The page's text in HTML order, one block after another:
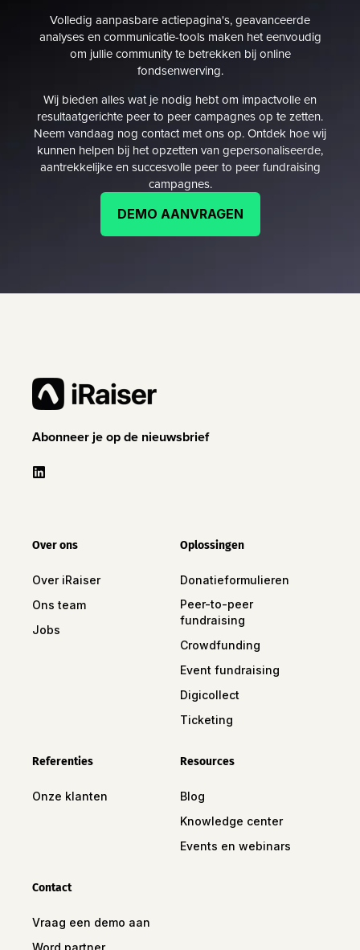
Volledig aanpasbare actiepagina's, geavanceerde
analyses en communicatie-tools maken het eenvoudig
om jullie community te betrekken bij online
fondsenwerving.
Wij bieden alles wat je nodig hebt om impactvolle en
resultaatgerichte peer to peer campagnes op te zetten.
Neem vandaag nog contact met ons op. Ontdek hoe wij
kunnen helpen bij het opzetten van gepersonaliseerde,
aantrekkelijke en succesvolle peer to peer fundraising
campagnes.
DEMO AANVRAGEN
Abonneer je op de nieuwsbrief
Over ons
Over iRaiser
Ons team
Jobs
Oplossingen
Donatieformulieren
Peer-to-peer
fundraising
Crowdfunding
Event fundraising
Digicollect
Ticketing
Referenties
Onze klanten
Resources
Blog
Knowledge center
Events en webinars
Contact
Vraag een demo aan
Word partner